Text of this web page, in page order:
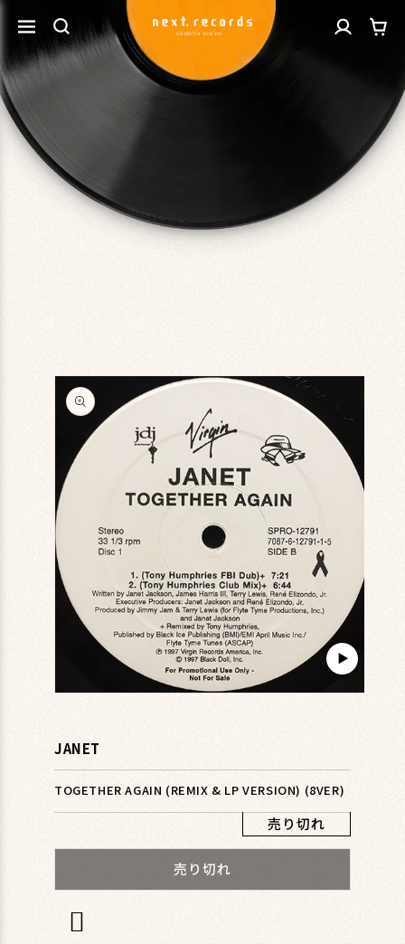
ンツに
進む
グ
イ
ー
商品情
報にス
キップ
ル
で
メ
(1)
開
▶︎
JANET
TOGETHER AGAIN (REMIX & LP VERSION) (8VER)
売り切れ
売り切れ